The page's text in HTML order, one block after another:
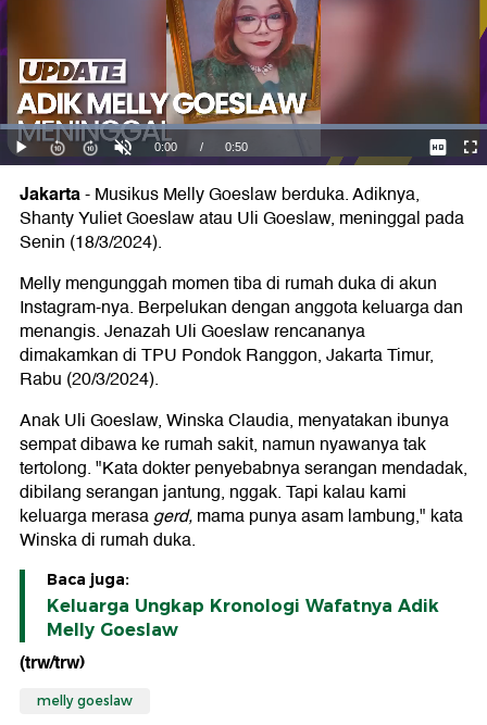
Jakarta-Musikus Melly Goeslaw berduka. Adiknya,
Shanty Yuliet Goeslaw atau Uli Goeslaw, meninggal pada
Senin (18/3/2024).
Melly mengunggah momen tiba di rumah duka di akun
Instagram-nya. Berpelukan dengan anggota keluarga dan
menangis. Jenazah Uli Goeslaw rencananya
dimakamkan di TPU Pondok Ranggon, Jakarta Timur,
Rabu (20/3/2024).
Anak Uli Goeslaw, Winska Claudia, menyatakan ibunya
sempat dibawa ke rumah sakit, namun nyawanya tak
tertolong. "Kata dokter penyebabnya serangan mendadak,
dibilang serangan jantung, nggak. Tapi kalau kami
keluarga merasagerd,mama punya asam lambung," kata
Winska di rumah duka.
Baca juga:
Keluarga Ungkap Kronologi Wafatnya Adik
Melly Goeslaw
(trw/trw)
melly goeslaw